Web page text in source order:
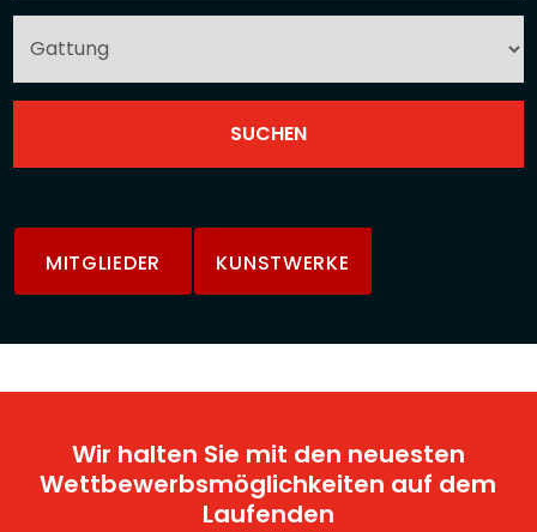
MITGLIEDER KUNSTWERKE
Wir halten Sie mit den neuesten
Wettbewerbsmöglichkeiten auf dem
Laufenden